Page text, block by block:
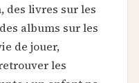
des livres sur les
albums sur les
de jouer,
les